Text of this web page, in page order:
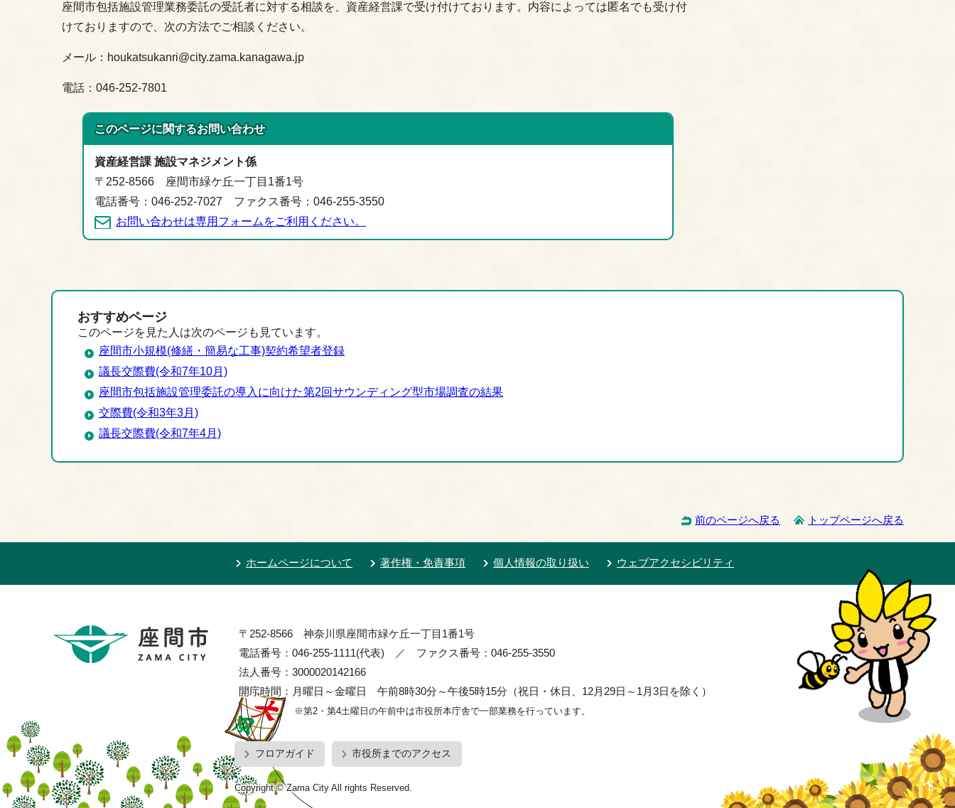
座間市包括施設管理業務委託の受託者に対する相談を、資産経営課で受け付けております。内容によっては匿名でも受け付
けておりますので、次の方法でご相談ください。
メール：houkatsukanri@city.zama.kanagawa.jp
電話：046-252-7801
このページに関するお問い合わせ
資産経営課 施設マネジメント係
〒252-8566 座間市緑ケ丘一丁目1番1号
電話番号：046-252-7027 ファクス番号：046-255-3550
お問い合わせは専用フォームをご利用ください。
おすすめページ
このページを見た人は次のページも見ています。
座間市小規模(修繕・簡易な工事)契約希望者登録
議長交際費(令和7年10月)
座間市包括施設管理委託の導入に向けた第2回サウンディング型市場調査の結果
交際費(令和3年3月)
議長交際費(令和7年4月)
前のページへ戻る トップページへ戻る
ホームページについて 著作権・免責事項 個人情報の取り扱い ウェブアクセシビリティ
〒252-8566 神奈川県座間市緑ケ丘一丁目1番1号
電話番号：046-255-1111(代表) ／ ファクス番号：046-255-3550
法人番号：3000020142166
開庁時間：月曜日～金曜日 午前8時30分～午後5時15分（祝日・休日、12月29日～1月3日を除く）
※第2・第4土曜日の午前中は市役所本庁舎で一部業務を行っています。
フロアガイド 市役所までのアクセス
Copyright © Zama City All rights Reserved.